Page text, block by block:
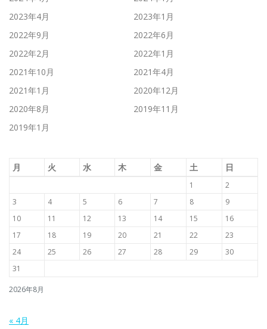
2023年4月
2023年1月
2022年9月
2022年6月
2022年2月
2022年1月
2021年10月
2021年4月
2021年1月
2020年12月
2020年8月
2019年11月
2019年1月
2026年8月
月 火 水 木 金 土 日
1
2
3
4 5 6 7 8
9
10
11 12 13 14 15
16
17
18 19 20 21 22
23
24
25 26 27 28 29
30
31
« 4月